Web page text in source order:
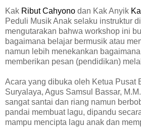
Kak Ribut Cahyono dan Kak Anyik
Peduli Musik Anak selaku instruktur
mengutarakan bahwa workshop ini
bagaimana belajar bermusik atau
namun lebih menekankan
memberikan pesan (pendidikan)
Acara yang dibuka oleh Ketua Pusat
Suryalaya, Agus Samsul Bassar,
sangat santai dan riang namun
pandai membuat lagu, dipandu
mampu mencipta lagu anak dan